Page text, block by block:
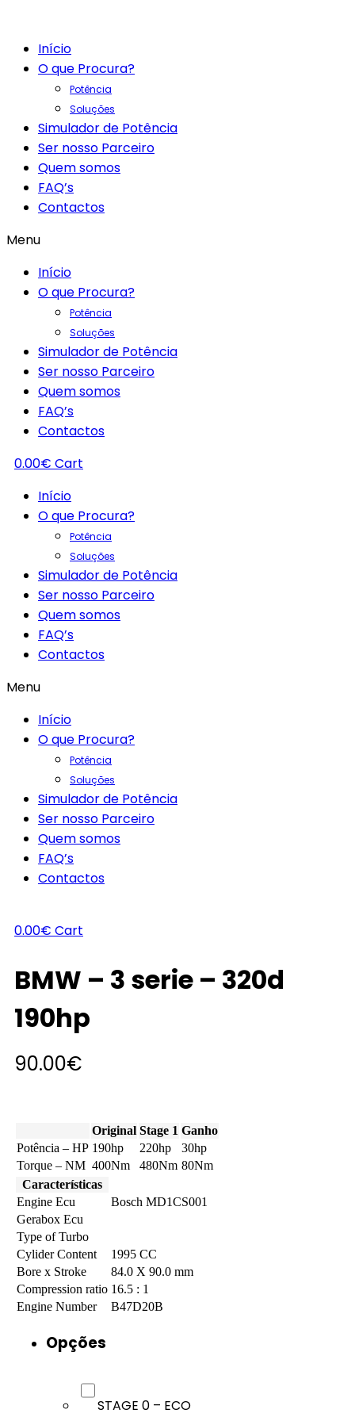
Início
O que Procura?
Potência
Soluções
Simulador de Potência
Ser nosso Parceiro
Quem somos
FAQ’s
Contactos
Menu
Início
O que Procura?
Potência
Soluções
Simulador de Potência
Ser nosso Parceiro
Quem somos
FAQ’s
Contactos
0.00€ Cart
Início
O que Procura?
Potência
Soluções
Simulador de Potência
Ser nosso Parceiro
Quem somos
FAQ’s
Contactos
Menu
Início
O que Procura?
Potência
Soluções
Simulador de Potência
Ser nosso Parceiro
Quem somos
FAQ’s
Contactos
0.00€ Cart
BMW – 3 serie – 320d
190hp
90.00€
Original Stage 1 Ganho
Potência – HP 190hp 220hp
30hp
Torque – NM 400Nm 480Nm 80Nm
Características
Engine Ecu
Bosch MD1CS001
Gerabox Ecu
Type of Turbo
Cylider Content
1995 CC
Bore x Stroke
84.0 X 90.0 mm
Compression ratio 16.5 : 1
Engine Number
B47D20B
Opções
STAGE 0 – ECO